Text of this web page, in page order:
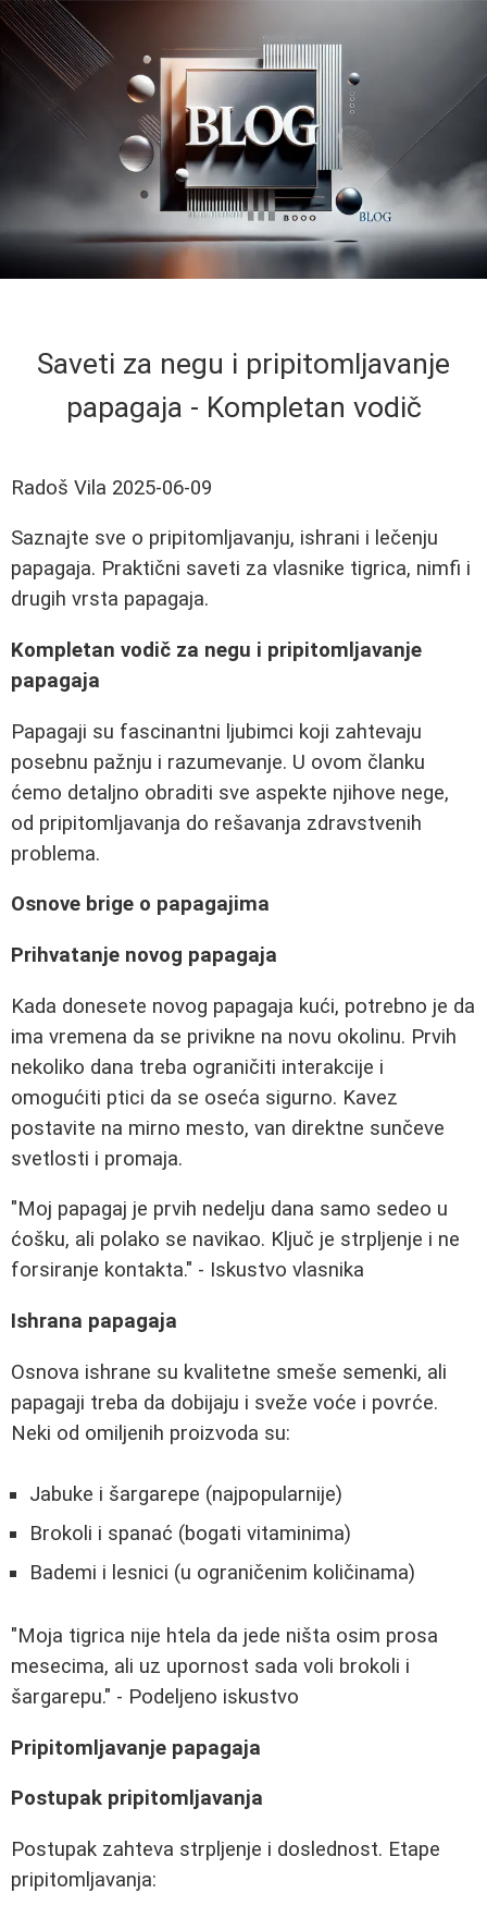
Saveti za negu i pripitomljavanje
papagaja - Kompletan vodič
Radoš Vila 2025-06-09
Saznajte sve o pripitomljavanju, ishrani i lečenju
papagaja. Praktični saveti za vlasnike tigrica, nimfi i
drugih vrsta papagaja.
Kompletan vodič za negu i pripitomljavanje
papagaja
Papagaji su fascinantni ljubimci koji zahtevaju
posebnu pažnju i razumevanje. U ovom članku
ćemo detaljno obraditi sve aspekte njihove nege,
od pripitomljavanja do rešavanja zdravstvenih
problema.
Osnove brige o papagajima
Prihvatanje novog papagaja
Kada donesete novog papagaja kući, potrebno je da
ima vremena da se privikne na novu okolinu. Prvih
nekoliko dana treba ograničiti interakcije i
omogućiti ptici da se oseća sigurno. Kavez
postavite na mirno mesto, van direktne sunčeve
svetlosti i promaja.
"Moj papagaj je prvih nedelju dana samo sedeo u
ćošku, ali polako se navikao. Ključ je strpljenje i ne
forsiranje kontakta." - Iskustvo vlasnika
Ishrana papagaja
Osnova ishrane su kvalitetne smeše semenki, ali
papagaji treba da dobijaju i sveže voće i povrće.
Neki od omiljenih proizvoda su:
Jabuke i šargarepe (najpopularnije)
Brokoli i spanać (bogati vitaminima)
Bademi i lesnici (u ograničenim količinama)
"Moja tigrica nije htela da jede ništa osim prosa
mesecima, ali uz upornost sada voli brokoli i
šargarepu." - Podeljeno iskustvo
Pripitomljavanje papagaja
Postupak pripitomljavanja
Postupak zahteva strpljenje i doslednost. Etape
pripitomljavanja: